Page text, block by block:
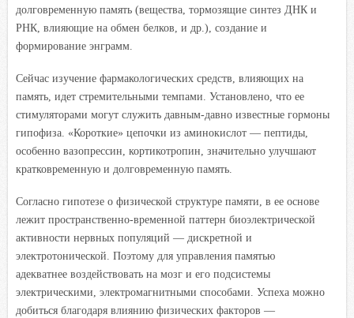
долговременную память (вещества, тормозящие синтез ДНК и
РНК, влияющие на обмен белков, и др.), создание и
формирование энграмм.
Сейчас изучение фармакологических средств, влияющих на
память, идет стремительными темпами. Установлено, что ее
стимуляторами могут служить давным-давно известные гормоны
гипофиза. «Короткие» цепочки из аминокислот — пептиды,
особенно вазопрессин, кортикотропин, значительно улучшают
кратковременную и долговременную память.
Согласно гипотезе о физической структуре памяти, в ее основе
лежит пространственно-временной паттерн биоэлектрической
активности нервных популяций — дискретной и
электротонической. Поэтому для управления памятью
адекватнее воздействовать на мозг и его подсистемы
электрическими, электромагнитными способами. Успеха можно
добиться благодаря влиянию физических факторов —